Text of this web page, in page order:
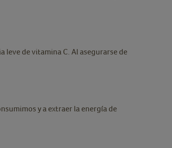
leve de vitamina C. Al asegurarse de
y a extraer la energía de